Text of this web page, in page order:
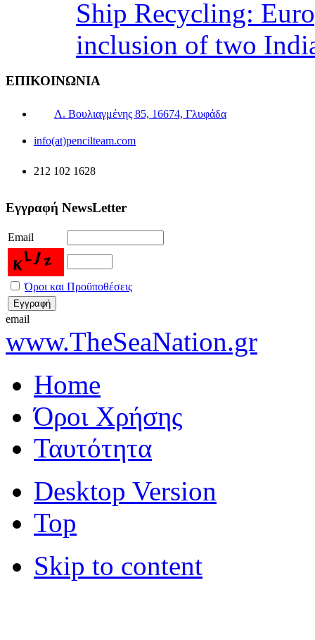
Ship Recycling:
inclusion of two
ΕΠΙΚΟΙΝΩΝΙΑ
Λ. Βουλιαγμένης 85, 16674, Γλυφάδα
info(at)pencilteam.com
212 102 1628
Εγγραφή NewsLetter
Email
Όροι και Προϋποθέσεις
email
www.TheSeaNation.gr
Home
Όροι Χρήσης
Ταυτότητα
Desktop Version
Top
Skip to content